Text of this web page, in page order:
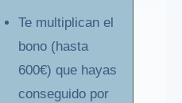
Te multiplican el
bono (hasta
600€) que hayas
conseguido por